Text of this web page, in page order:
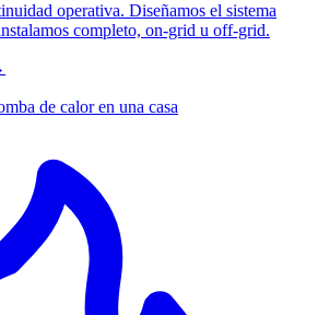
operativa. Diseñamos el sistema
completo, on-grid u off-grid.